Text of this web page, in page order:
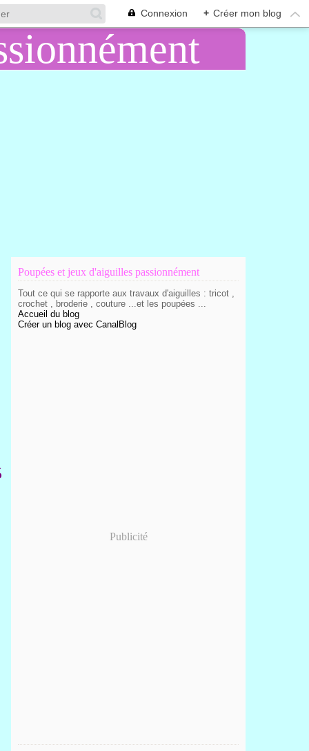
Connexion + Créer mon blog
Poupées et jeux d'aiguilles passionnément
Tout ce qui se rapporte aux travaux d'aiguilles : tricot ,
crochet , broderie , couture ...et les poupées ...
Accueil du blog
Créer un blog avec CanalBlog
Publicité